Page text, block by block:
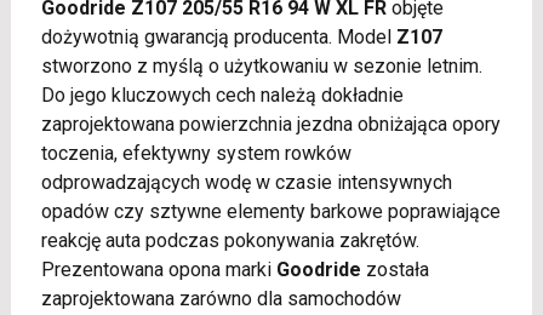
Goodride Z107 205/55 R16 94 W XL FRobjęte
dożywotnią gwarancją producenta. Model Z107
stworzono z myślą o użytkowaniu w sezonie letnim.
Do jego kluczowych cech należą dokładnie
zaprojektowana powierzchnia jezdna obniżająca opory
toczenia, efektywny system rowków
odprowadzających wodę w czasie intensywnych
opadów czy sztywne elementy barkowe poprawiające
reakcję auta podczas pokonywania zakrętów.
Prezentowana opona marki Goodride została
zaprojektowana zarówno dla samochodów